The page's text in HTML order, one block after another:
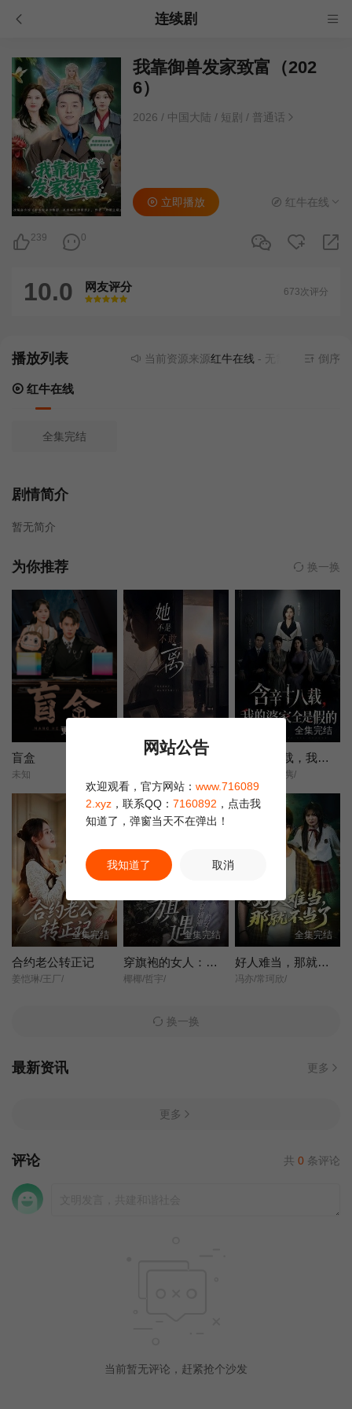
连续剧
我靠御兽发家致富（202
6）
2026 / 中国大陆 / 短剧 / 普通话
239 0
立即播放 红牛在线
10.0 网友评分
很差
较差还行推荐力荐
673次评分
播放列表 当前资源来源红牛在线- 无需安装任何插件
倒序
红牛在线
全集完结
剧情简介
暂无简介
为你推荐 换一换
更新第10集
盲盒
未知
她不是不敢离
全集完结
含辛十八载，我的婆家全是假的
张耀尹/伍京隽/
全集完结
合约老公转正记
姜恺琳/王厂/
全集完结
穿旗袍的女人：旗遇
椰椰/哲宇/
全集完结
好人难当，那就不当了
冯亦/常珂欣/
换一换
最新资讯 更多
更多
评论 共 0 条评论
当前暂无评论，赶紧抢个沙发
网站公告
欢迎观看，官方网站： www.716089
2.xyz ，联系QQ： 7160892 ，点击我
知道了，弹窗当天不在弹出！
我知道了 取消